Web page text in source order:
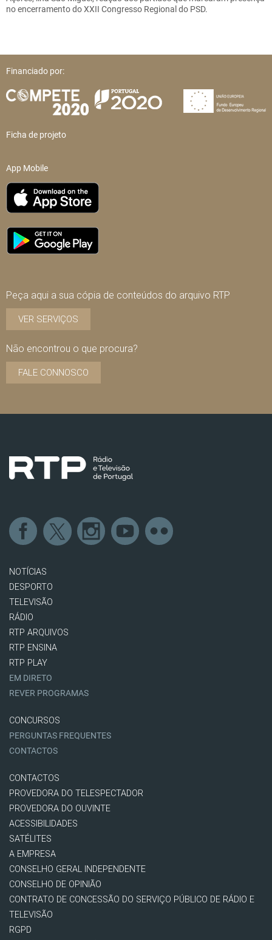
no encerramento do XXII Congresso Regional do PSD.
Financiado por:
Ficha de projeto
App Mobile
Peça aqui a sua cópia de conteúdos do arquivo RTP
VER SERVIÇOS
Não encontrou o que procura?
FALE CONNOSCO
NOTÍCIAS
DESPORTO
TELEVISÃO
RÁDIO
RTP ARQUIVOS
RTP ENSINA
RTP PLAY
EM DIRETO
REVER PROGRAMAS
CONCURSOS
PERGUNTAS FREQUENTES
CONTACTOS
CONTACTOS
PROVEDORA DO TELESPECTADOR
PROVEDORA DO OUVINTE
ACESSIBILIDADES
SATÉLITES
A EMPRESA
CONSELHO GERAL INDEPENDENTE
CONSELHO DE OPINIÃO
CONTRATO DE CONCESSÃO DO SERVIÇO PÚBLICO DE RÁDIO E
TELEVISÃO
RGPD